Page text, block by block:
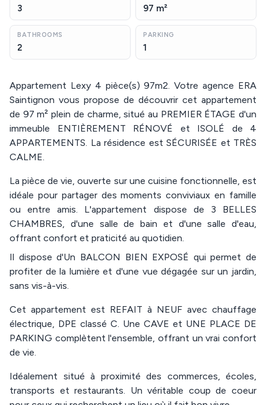
3 97 m²
BATHROOMS
2
PARKING
1
Appartement Lexy 4 pièce(s) 97m2. Votre agence ERA
Saintignon vous propose de découvrir cet appartement
de 97 m² plein de charme, situé au PREMIER ÉTAGE d'un
immeuble ENTIÈREMENT RÉNOVÉ et ISOLÉ de 4
APPARTEMENTS. La résidence est SÉCURISÉE et TRÈS
CALME.
La pièce de vie, ouverte sur une cuisine fonctionnelle, est
idéale pour partager des moments conviviaux en famille
ou entre amis. L'appartement dispose de 3 BELLES
CHAMBRES, d'une salle de bain et d'une salle d'eau,
offrant confort et praticité au quotidien.
Il dispose d'Un BALCON BIEN EXPOSÉ qui permet de
profiter de la lumière et d'une vue dégagée sur un jardin,
sans vis-à-vis.
Cet appartement est REFAIT à NEUF avec chauffage
électrique, DPE classé C. Une CAVE et UNE PLACE DE
PARKING complètent l'ensemble, offrant un vrai confort
de vie.
Idéalement situé à proximité des commerces, écoles,
transports et restaurants. Un véritable coup de coeur